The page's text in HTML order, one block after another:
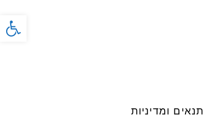
פתח
תנאים ומדיניות